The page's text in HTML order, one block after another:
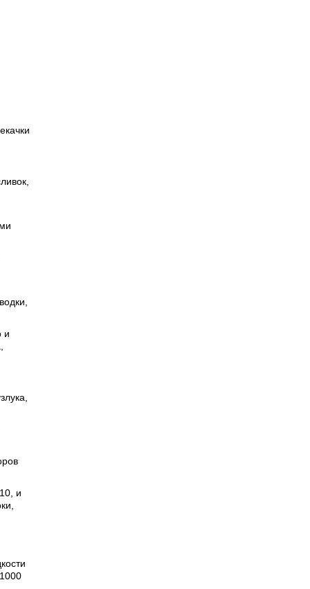
и
и